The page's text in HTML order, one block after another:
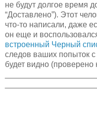
не будут долгое время
“Доставлено”). Этот
что-то написали, даже
он еще и
встроенный Черный
следов ваших попыток
будет видно